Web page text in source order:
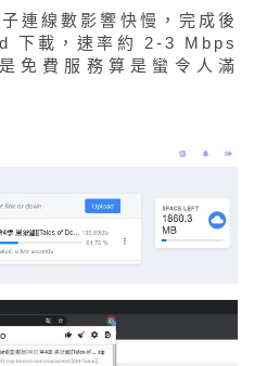
連線數影響快慢，完成後
下載，速率約 2-3 Mbps
免費服務算是蠻令人滿